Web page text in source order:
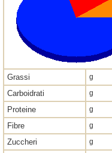
Grassi g
Carboidrati g
Proteine g
Fibre g
Zuccheri g